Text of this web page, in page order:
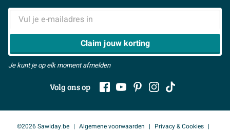
> Naar inspiratie
Samenwerken
> Alles over showrooms
E-mailadres
Claim jouw korting
Je kunt je op elk moment afmelden
Volg ons op
©2026 Sawiday.be Algemene voorwaarden Privacy & Cookies